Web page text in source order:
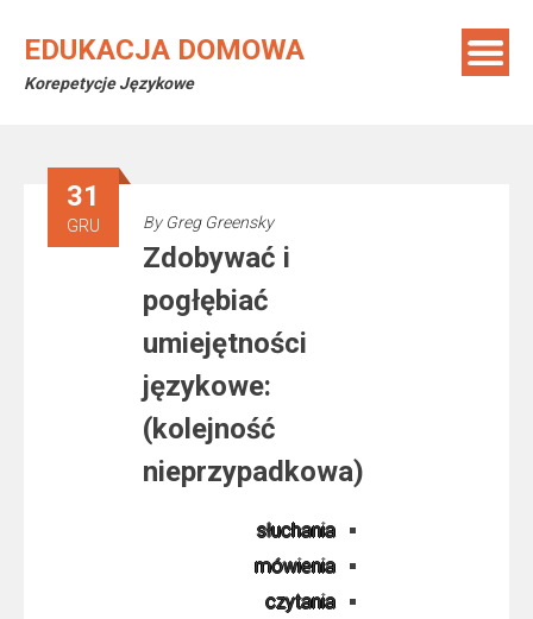
EDUKACJA DOMOWA
Korepetycje Językowe
31
GRU By Greg Greensky
Zdobywać i
pogłębiać
umiejętności
językowe:
(kolejność
nieprzypadkowa)
słuchania
mówienia
czytania